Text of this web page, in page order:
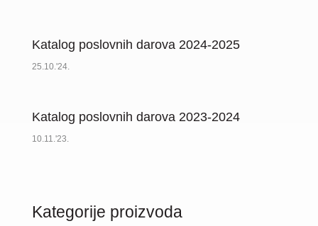
Katalog poslovnih darova 2024-2025
25.10.'24.
Katalog poslovnih darova 2023-2024
10.11.'23.
Kategorije proizvoda